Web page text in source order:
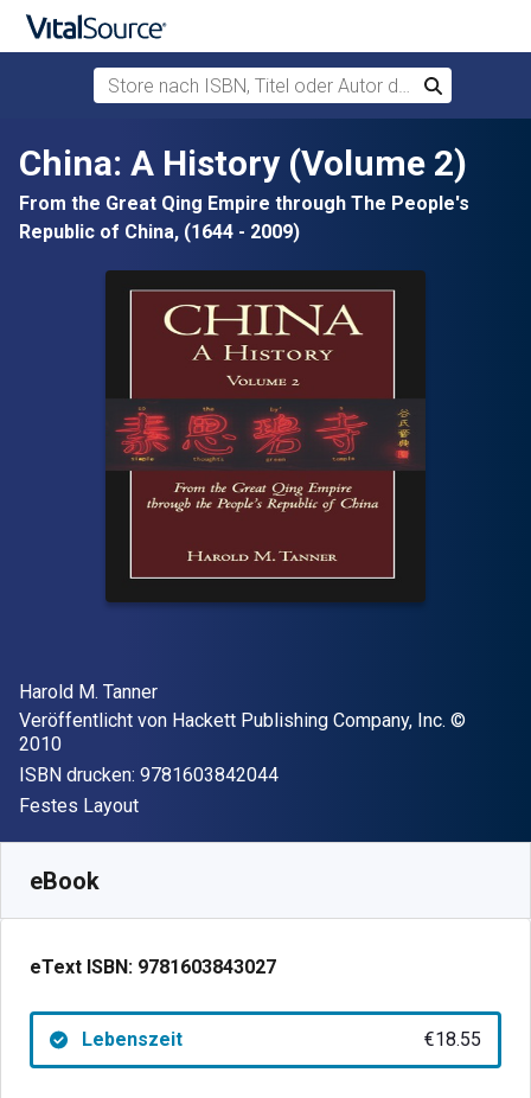
Zum Hauptinhalt springen
Store nach ISBN, Titel oder Autor durchsuchen
Suchen
China: A History (Volume 2)
From the Great Qing Empire through The People's
Republic of China, (1644 - 2009)
Autor(en)
Harold M. Tanner
Verleger
Veröffentlicht von Hackett Publishing Company, Inc. Copyright
©
2010
ISBN drucken: 9781603842044"ISBN-13 9781603842044"
Format
Festes Layout
eBook
eText ISBN: 9781603843027
Lebenszeit €18.55